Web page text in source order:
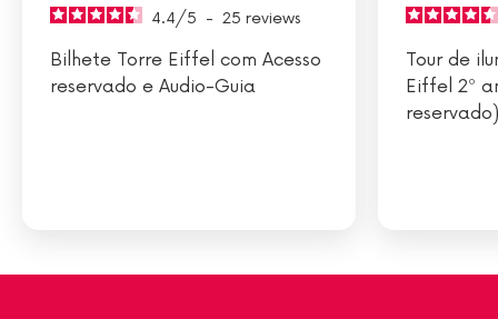
4.4/5 - 25 reviews
Bilhete Torre Eiffel com Acesso
reservado e Audio-Guia
Tour de
Eiffel 2º
reservado)